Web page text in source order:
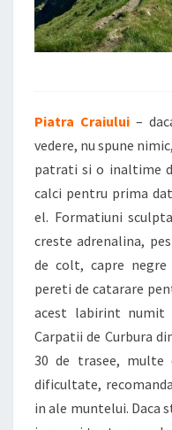
Piatra Craiului –
vedere, nu spune
patrati si o inaltime
calci pentru prima
el. Formatiuni
creste adrenalina,
de colt, capre
pereti de catarare
acest labirint numit
Carpatii de Curbura
30 de trasee,
dificultate,
in ale muntelui. Daca